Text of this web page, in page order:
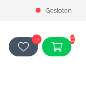
Gesloten
0 0